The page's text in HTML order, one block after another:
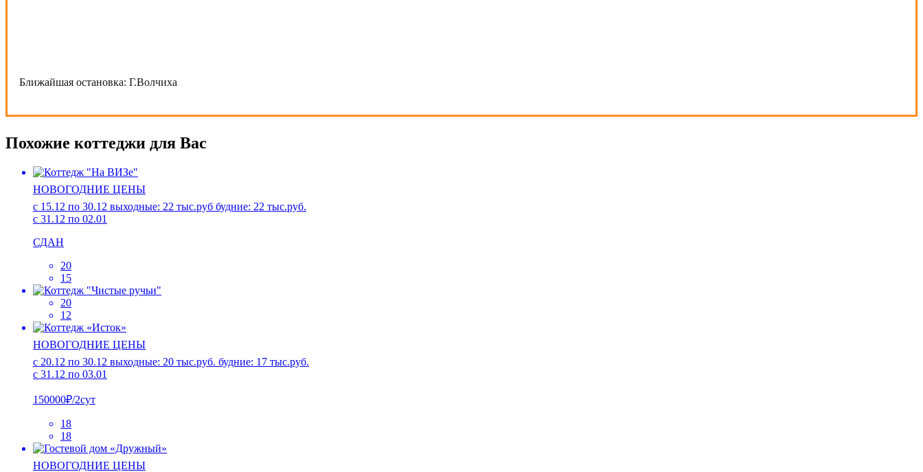
Ближайшая остановка: Г.Волчиха
Похожие коттеджи для Вас
НОВОГОДНИЕ ЦЕНЫ
с 15.12 по 30.12 выходные: 22 тыс.руб будние: 22 тыс.руб.
с 31.12 по 02.01
СДАН
20
15
20
12
НОВОГОДНИЕ ЦЕНЫ
с 20.12 по 30.12 выходные: 20 тыс.руб. будние: 17 тыс.руб.
с 31.12 по 03.01
150000₽/2сут
18
18
НОВОГОДНИЕ ЦЕНЫ